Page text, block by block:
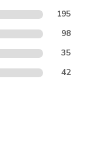
195
98
35
42